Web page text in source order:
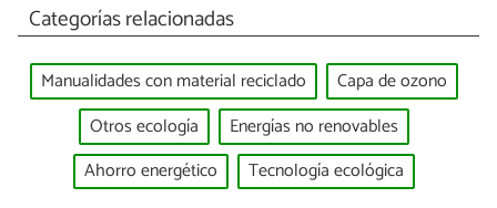
Categorías relacionadas
Manualidades con material reciclado
Capa de ozono
Otros ecología
Energías no renovables
Ahorro energético
Tecnología ecológica